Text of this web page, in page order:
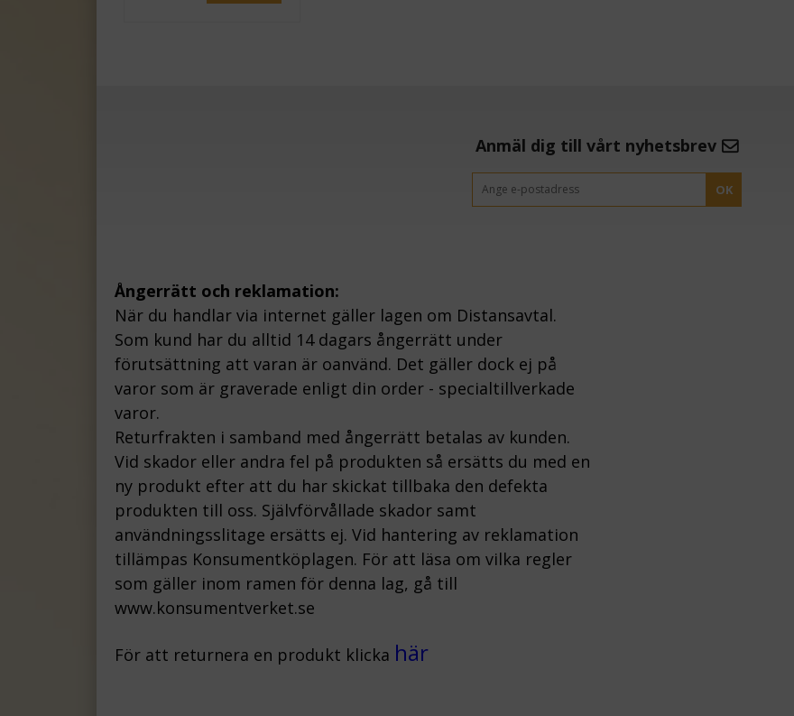
Anmäl dig till vårt nyhetsbrev
OK
Ångerrätt och reklamation:
När du handlar via internet gäller lagen om Distansavtal.
Som kund har du alltid 14 dagars ångerrätt under
förutsättning att varan är oanvänd. Det gäller dock ej på
varor som är graverade enligt din order - specialtillverkade
varor.
Returfrakten i samband med ångerrätt betalas av kunden.
Vid skador eller andra fel på produkten så ersätts du med en
ny produkt efter att du har skickat tillbaka den defekta
produkten till oss. Självförvållade skador samt
användningsslitage ersätts ej. Vid hantering av reklamation
tillämpas Konsumentköplagen. För att läsa om vilka regler
som gäller inom ramen för denna lag, gå till
www.konsumentverket.se
För att returnera en produkt klicka här